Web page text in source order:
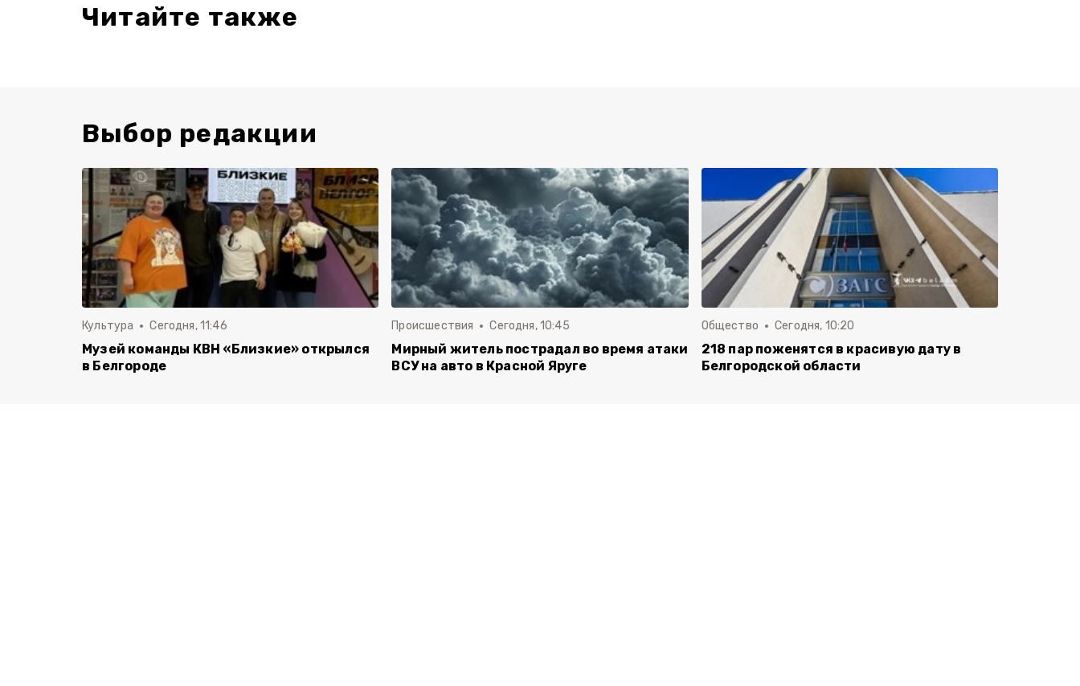
Читайте также
Выбор редакции
Культура Сегодня, 11:46
Музей команды КВН «Близкие» открылся
в Белгороде
Происшествия Сегодня, 10:45
Мирный житель пострадал во время атаки
ВСУ на авто в Красной Яруге
Общество Сегодня, 10:20
218 пар поженятся в красивую дату в
Белгородской области